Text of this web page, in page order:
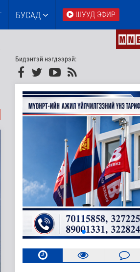
БУСАД ШУУД ЭФИР
Бидэнтэй нэгдээрэй: